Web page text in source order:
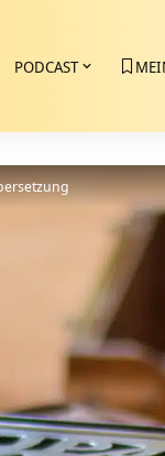
PODCAST